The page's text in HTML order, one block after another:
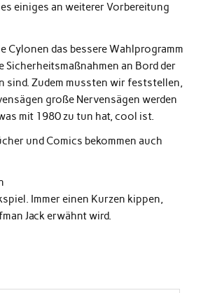
einiges an weiterer Vorbereitung
Cylonen das bessere Wahlprogramm
Sicherheitsmaßnahmen an Bord der
sind. Zudem mussten wir feststellen,
große Nervensägen werden
mit 1980 zu tun hat, cool ist.
und Comics bekommen auch
Immer einen Kurzen kippen,
Jack erwähnt wird.